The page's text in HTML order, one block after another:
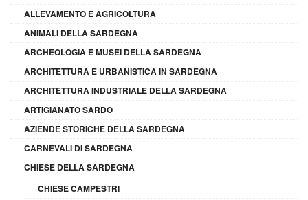
ALLEVAMENTO E AGRICOLTURA
ANIMALI DELLA SARDEGNA
ARCHEOLOGIA E MUSEI DELLA SARDEGNA
ARCHITETTURA E URBANISTICA IN SARDEGNA
ARCHITETTURA INDUSTRIALE DELLA SARDEGNA
ARTIGIANATO SARDO
AZIENDE STORICHE DELLA SARDEGNA
CARNEVALI DI SARDEGNA
CHIESE DELLA SARDEGNA
CHIESE CAMPESTRI